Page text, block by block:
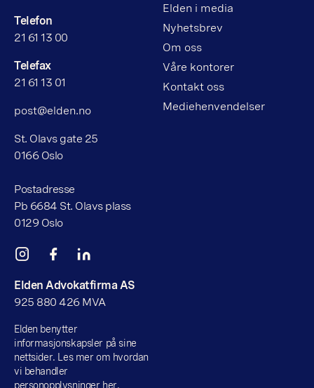
Telefon
21 61 13 00
Telefax
21 61 13 01
post@elden.no
St. Olavs gate 25
0166 Oslo
Postadresse
Pb 6684 St. Olavs plass
0129 Oslo
Elden Advokatfirma AS
925 880 426 MVA
Elden benytter
informasjonskapsler på sine
nettsider. Les mer om hvordan
vi behandler
personopplysninger her.
Elden i media
Nyhetsbrev
Om oss
Våre kontorer
Kontakt oss
Mediehenvendelser